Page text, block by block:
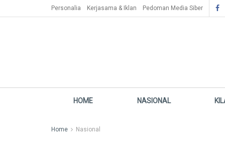
Personalia Kerjasama & Iklan Pedoman Media Siber
HOME NASIONAL
Home Nasional